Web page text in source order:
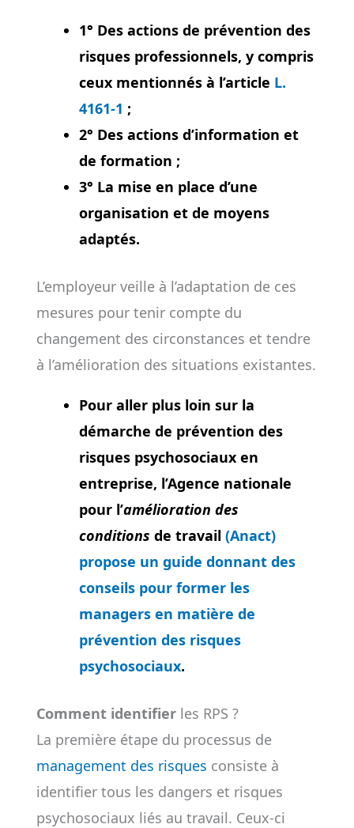
1° Des actions de prévention des
risques professionnels, y compris
ceux mentionnés à l’article L.
4161-1 ;
2° Des actions d’information et
de formation ;
3° La mise en place d’une
organisation et de moyens
adaptés.
L’employeur veille à l’adaptation de ces
mesures pour tenir compte du
changement des circonstances et tendre
à l’amélioration des situations existantes.
Pour aller plus loin sur la
démarche de prévention des
risques psychosociaux en
entreprise, l’Agence nationale
pour l’amélioration des
conditions de travail (Anact)
propose un guide donnant des
conseils pour former les
managers en matière de
prévention des risques
psychosociaux.
Comment identifierles RPS ?
La première étape du processus de
management des risques consiste à
identifier tous les dangers et risques
psychosociaux liés au travail. Ceux-ci